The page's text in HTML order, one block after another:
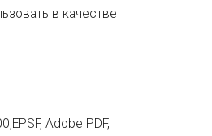
в качестве
Adobe PDF,